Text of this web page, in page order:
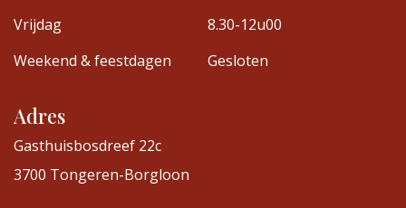
Vrijdag
8.30-12u00
Weekend & feestdagen
Gesloten
Adres
Gasthuisbosdreef 22c
3700 Tongeren-Borgloon